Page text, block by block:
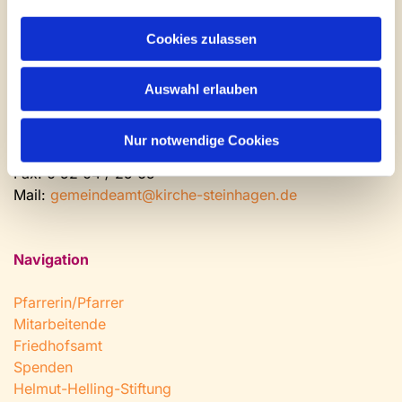
Cookies zulassen
Auswahl erlauben
Nur notwendige Cookies
Gemeinde- und Friedhofsamt
Montag: geschlossen
Dienstag bis Freitag: 9 - 12 Uhr
Nachmittags nach Vereinbarung
Fax: 0 52 04 / 25 65
Mail: gemeindeamt@kirche-steinhagen.de
Navigation
Pfarrerin/Pfarrer
Mitarbeitende
Friedhofsamt
Spenden
Helmut-Helling-Stiftung